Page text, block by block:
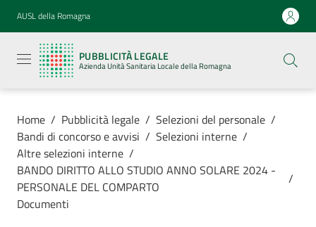
Vai al contenuto
Vai alla navigazione
Vai al footer
AUSL della Romagna
PUBBLICITÀ LEGALE
Azienda Unità Sanitaria Locale della Romagna
legale
Azienda
Unità
Locale della
Azienda
Home / Pubblicità legale / Selezioni del personale /
Bandi di concorso e avvisi / Selezioni interne /
Altre selezioni interne /
BANDO DIRITTO ALLO STUDIO ANNO SOLARE 2024 -
PERSONALE DEL COMPARTO
/
Documenti